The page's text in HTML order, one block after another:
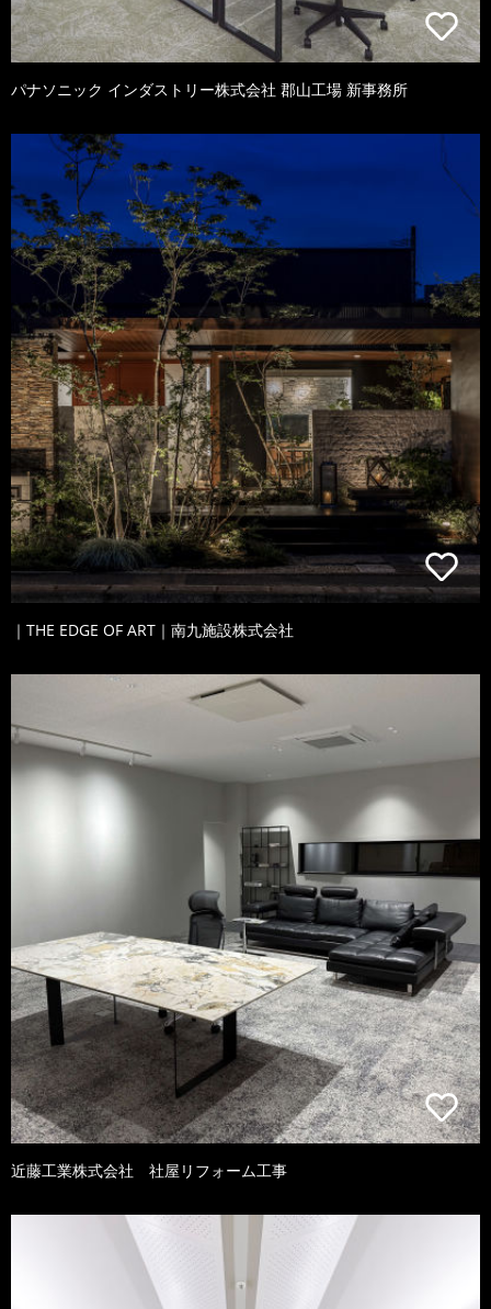
パナソニック インダストリー株式会社 郡山工場 新事務所
｜THE EDGE OF ART｜南九施設株式会社
近藤工業株式会社 社屋リフォーム工事